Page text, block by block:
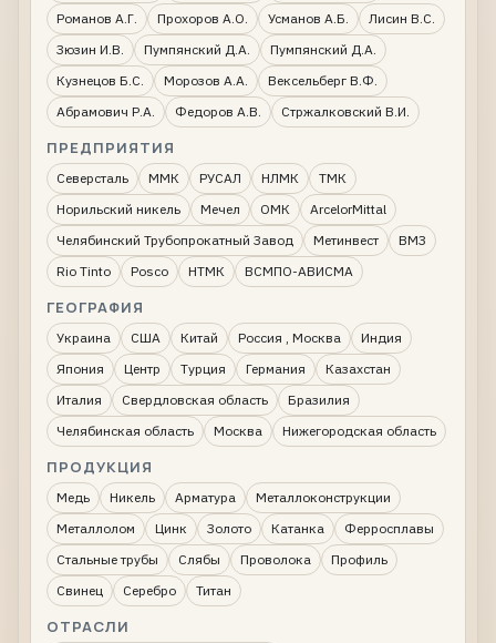
Романов А.Г.
Прохоров А.О. Усманов А.Б.
Лисин В.С.
Зюзин И.В.
Пумпянский Д.А.
Пумпянский Д.А.
Кузнецов Б.С.
Морозов А.А.
Вексельберг В.Ф.
Абрамович Р.А.
Федоров А.В. Стржалковский В.И.
ПРЕДПРИЯТИЯ
Северсталь ММК РУСАЛ НЛМК
ТМК
Норильский никель
Мечел ОМК
ArcelorMittal
Челябинский Трубопрокатный Завод
Метинвест
ВМЗ
Rio Tinto
Posco НТМК ВСМПО-АВИСМА
ГЕОГРАФИЯ
Украина США Китай Россия , Москва
Индия
Япония
Центр Турция Германия
Казахстан
Италия
Свердловская область
Бразилия
Челябинская область
Москва Нижегородская область
ПРОДУКЦИЯ
Медь Никель Арматура
Металлоконструкции
Металлолом
Цинк Золото Катанка
Ферросплавы
Стальные трубы
Слябы Проволока
Профиль
Свинец
Серебро Титан
ОТРАСЛИ